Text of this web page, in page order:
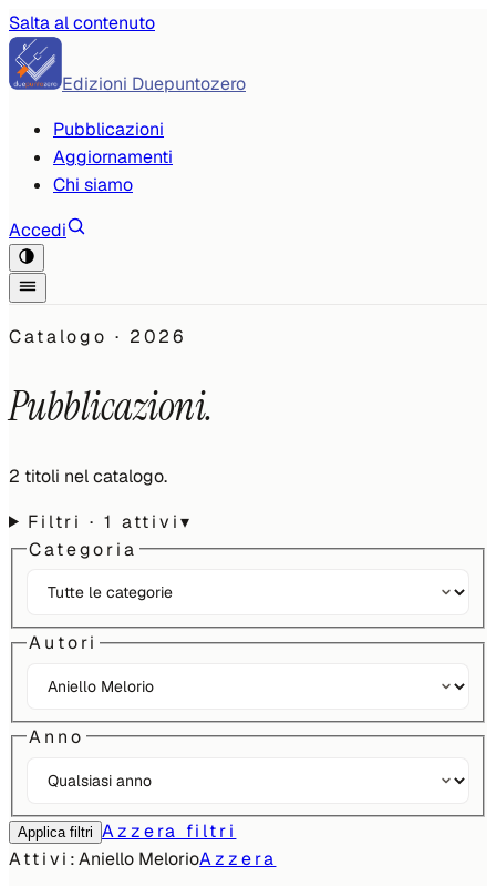
Salta al contenuto
Edizioni Duepuntozero
Pubblicazioni
Aggiornamenti
Chi siamo
Accedi
Catalogo · 2026
Pubblicazioni.
2 titoli nel catalogo.
Filtri· 1 attivi▾
Categoria
Autori
Anno
Applica filtri Azzera filtri
Attivi:Aniello MelorioAzzera